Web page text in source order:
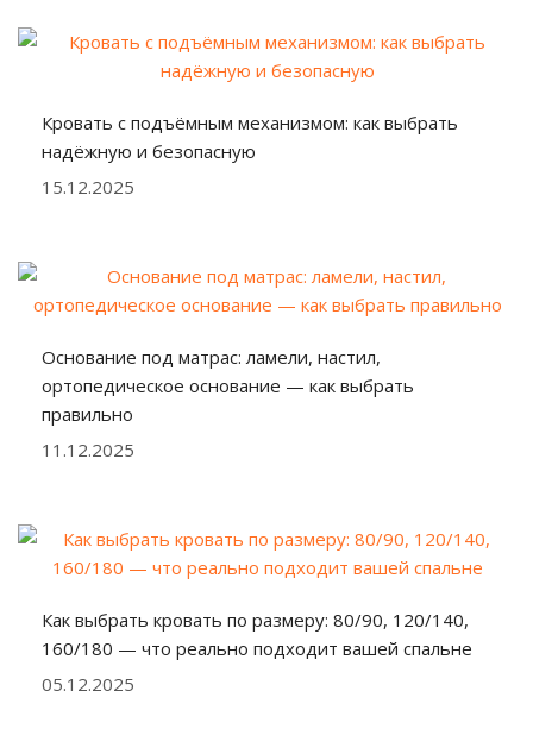
Кровать с подъёмным механизмом: как выбрать
надёжную и безопасную
15.12.2025
Основание под матрас: ламели, настил,
ортопедическое основание — как выбрать
правильно
11.12.2025
Как выбрать кровать по размеру: 80/90, 120/140,
160/180 — что реально подходит вашей спальне
05.12.2025